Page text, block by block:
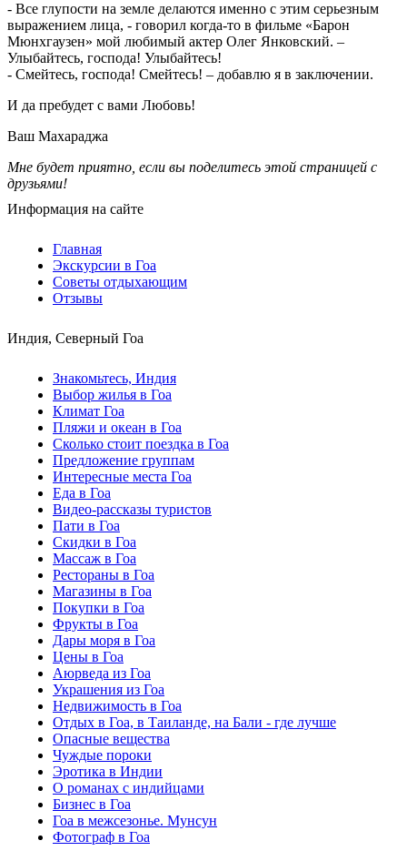
- Все глупости на земле делаются именно с этим серьезным
выражением лица, - говорил когда-то в фильме «Барон
Мюнхгаузен» мой любимый актер Олег Янковский. –
Улыбайтесь, господа! Улыбайтесь!
- Смейтесь, господа! Смейтесь! – добавлю я в заключении.
И да пребудет с вами Любовь!
Ваш Махараджа
Мне будет приятно, если вы поделитесь этой страницей с
друзьями!
Информация на сайте
Главная
Экскурсии в Гоа
Советы отдыхающим
Отзывы
Индия, Северный Гоа
Знакомьтесь, Индия
Выбор жилья в Гоа
Климат Гоа
Пляжи и океан в Гоа
Сколько стоит поездка в Гоа
Предложение группам
Интересные места Гоа
Еда в Гоа
Видео-рассказы туристов
Пати в Гоа
Скидки в Гоа
Массаж в Гоа
Рестораны в Гоа
Магазины в Гоа
Покупки в Гоа
Фрукты в Гоа
Дары моря в Гоа
Цены в Гоа
Аюрведа из Гоа
Украшения из Гоа
Недвижимость в Гоа
Отдых в Гоа, в Таиланде, на Бали - где лучше
Опасные вещества
Чуждые пороки
Эротика в Индии
О романах с индийцами
Бизнес в Гоа
Гоа в межсезонье. Мунсун
Фотограф в Гоа